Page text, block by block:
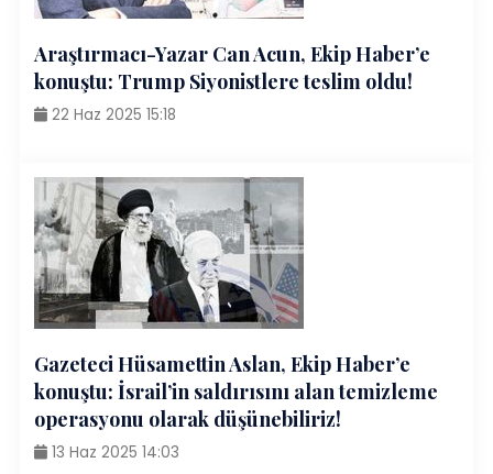
Araştırmacı-Yazar Can Acun, Ekip Haber’e
konuştu: Trump Siyonistlere teslim oldu!
22 Haz 2025 15:18
Gazeteci Hüsamettin Aslan, Ekip Haber’e
konuştu: İsrail’in saldırısını alan temizleme
operasyonu olarak düşünebiliriz!
13 Haz 2025 14:03